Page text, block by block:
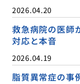
2026.04.20
救急病院の医師
対応と本音
2026.04.19
脂質異常症の事